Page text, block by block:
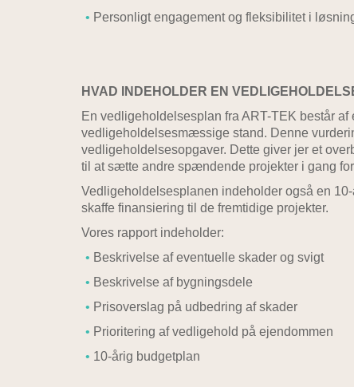
Personligt engagement og fleksibilitet i
HVAD INDEHOLDER EN
En vedligeholdelsesplan fra ART-TEK består
vedligeholdelsesmæssige stand. Denne
vedligeholdelsesopgaver. Dette giver jer et
til at sætte andre spændende projekter i gang
Vedligeholdelsesplanen indeholder også en
skaffe finansiering til de fremtidige projekter.
Vores rapport indeholder:
Beskrivelse af eventuelle skader og svigt
Beskrivelse af bygningsdele
Prisoverslag på udbedring af skader
Prioritering af vedligehold på ejendommen
10-årig budgetplan